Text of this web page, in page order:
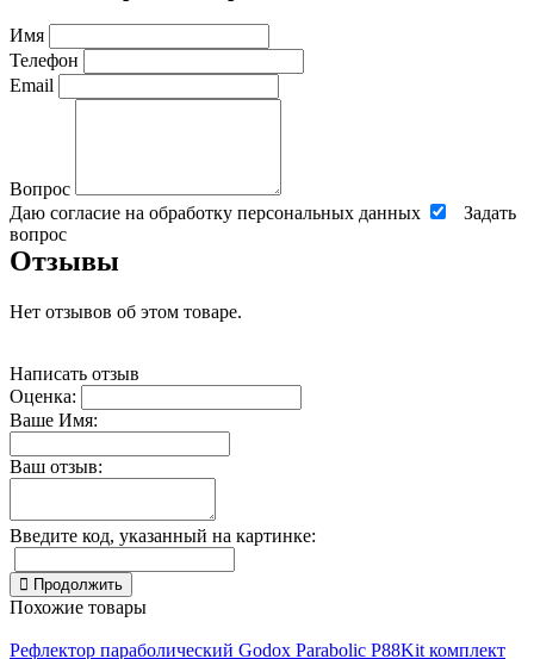
Имя
Телефон
Email
Вопрос
Даю согласие на обработку персональных данных
Задать
вопрос
Отзывы
Нет отзывов об этом товаре.
Написать отзыв
Оценка:
Ваше Имя:
Ваш отзыв:
Введите код, указанный на картинке:
Продолжить
Похожие товары
Рефлектор параболический Godox Parabolic P88Kit комплект